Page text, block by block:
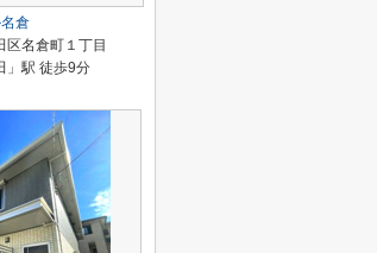
倉
区名倉町１丁目
」駅 徒歩9分